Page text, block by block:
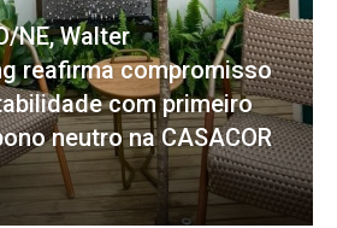
NE, Walter
reafirma compromisso
com primeiro
neutro na CASACOR